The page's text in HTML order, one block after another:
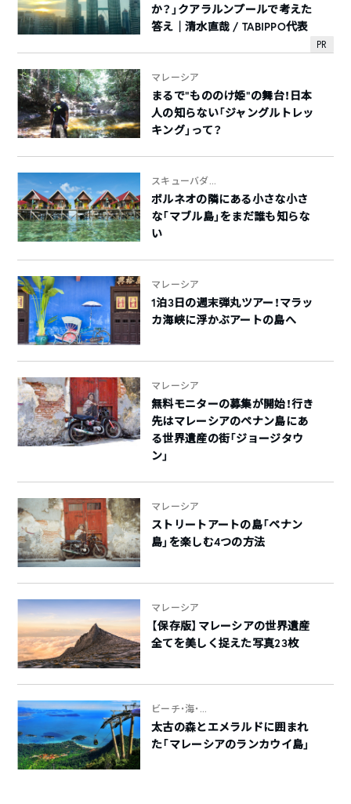
PR
か？」クアラルンプールで考えた
答え｜清水直哉 / TABIPPO代表
マレーシア
まるで“もののけ姫”の舞台！日本
人の知らない「ジャングルトレッ
キング」って？
スキューバダ...
ボルネオの隣にある小さな小さ
な「マブル島」をまだ誰も知らな
い
マレーシア
1泊3日の週末弾丸ツアー！マラッ
カ海峡に浮かぶアートの島へ
マレーシア
無料モニターの募集が開始！行き
先はマレーシアのペナン島にあ
る世界遺産の街「ジョージタウ
ン」
マレーシア
ストリートアートの島「ペナン
島」を楽しむ4つの方法
マレーシア
【保存版】マレーシアの世界遺産
全てを美しく捉えた写真23枚
ビーチ・海・...
太古の森とエメラルドに囲まれ
た「マレーシアのランカウイ島」